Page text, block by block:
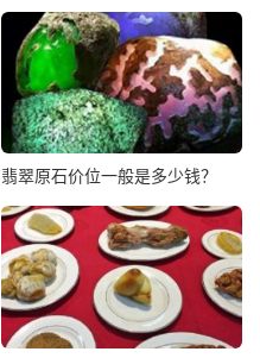
翡翠原石价位一般是多少钱？